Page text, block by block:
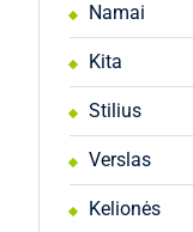
Namai
Kita
Stilius
Verslas
Kelionės